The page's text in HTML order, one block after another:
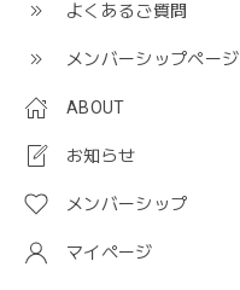
よくあるご質問
メンバーシップページ
ABOUT
お知らせ
メンバーシップ
マイページ